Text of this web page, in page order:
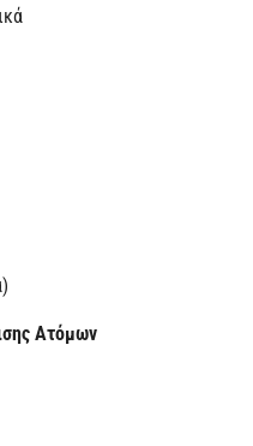
Ατόμων